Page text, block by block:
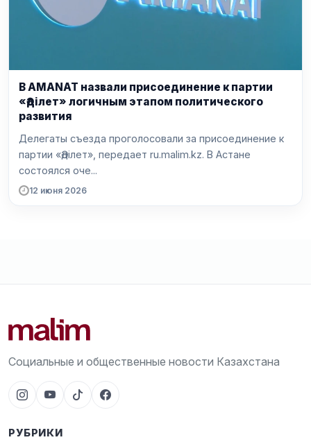
В AMANAT назвали присоединение к партии
«Әділет» логичным этапом политического
развития
Делегаты съезда проголосовали за присоединение к
партии «Әділет», передает ru.malim.kz. В Астане
состоялся оче...
12 июня 2026
Социальные и общественные новости Казахстана
РУБРИКИ